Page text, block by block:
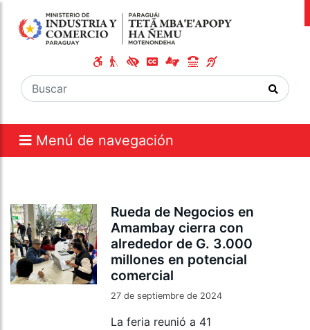
Menú de navegación
Rueda de Negocios en
Amambay cierra con
alrededor de G. 3.000
millones en potencial
comercial
27 de septiembre de 2024
La feria reunió a 41